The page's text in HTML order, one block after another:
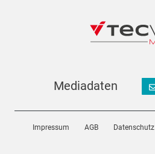
Mediadaten
Impressum AGB Datenschutz